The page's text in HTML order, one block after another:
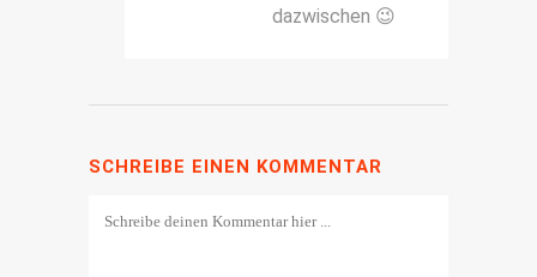
dazwischen 😉
SCHREIBE EINEN KOMMENTAR